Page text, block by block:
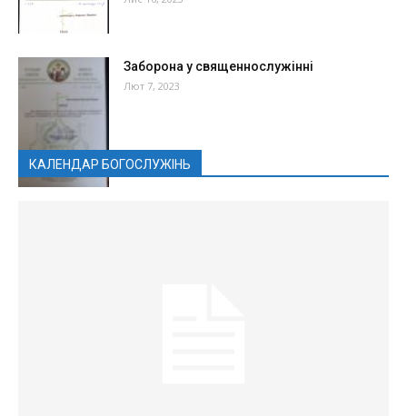
Заборона у священнослужінні
Лют 7, 2023
КАЛЕНДАР БОГОСЛУЖІНЬ